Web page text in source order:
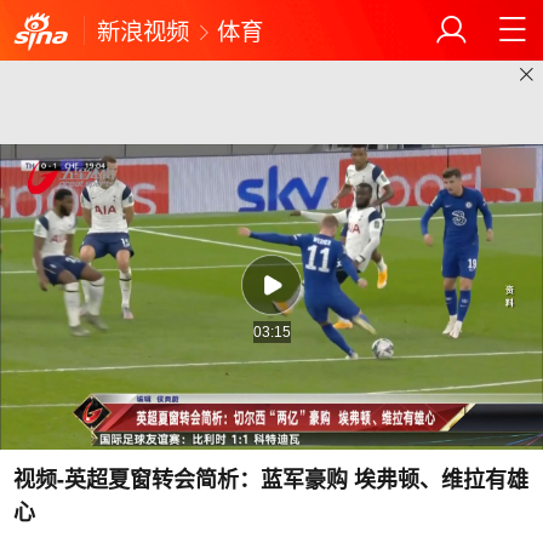
新浪视频 体育
03:15
视频-英超夏窗转会简析：蓝军豪购 埃弗顿、维拉有雄
心